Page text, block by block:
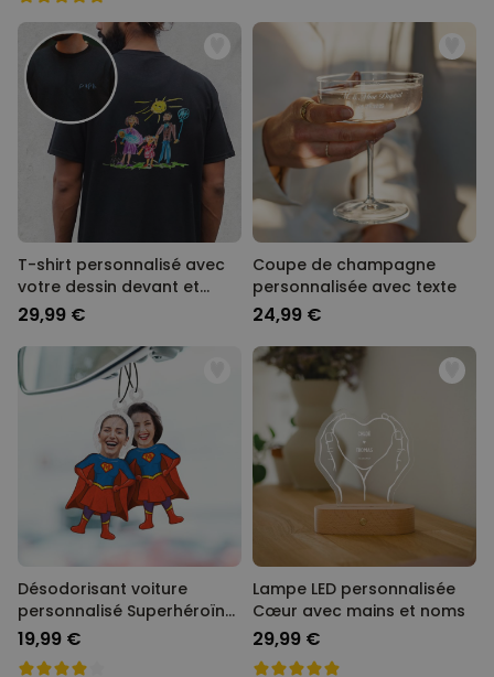
T-shirt personnalisé avec
votre dessin devant et
derrière
29,99 €
Coupe de champagne
personnalisée avec texte
24,99 €
Désodorisant voiture
personnalisé Superhéroïne
avec visage - Lot de 2
19,99 €
Lampe LED personnalisée
Cœur avec mains et noms
29,99 €